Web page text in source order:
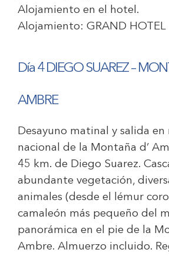
Alojamiento en el hotel.
Alojamiento: GRAND HOTEL
Día 4 DIEGO SUAREZ –
AMBRE
Desayuno matinal y salida en
nacional de la Montaña d’
45 km. de Diego Suarez.
abundante vegetación,
animales (desde el lémur
camaleón más pequeño del
panorámica en el pie de la
Ambre. Almuerzo incluido.